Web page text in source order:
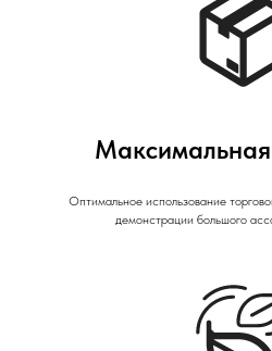
Оптимальное использование
демонстрации большого